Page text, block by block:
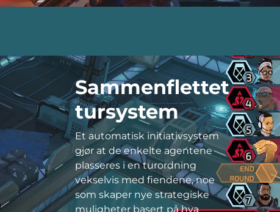
Sammenflettet
tursystem
Et automatisk initiativsystem
gjør at de enkelte agentene
plasseres i en turordning
vekselvis med fiendene, noe
som skaper nye strategiske
muligheter basert på hva